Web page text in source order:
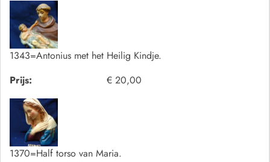
1343=Antonius met het Heilig Kindje.
Prijs:
€ 20,00
1370=Half torso van Maria.